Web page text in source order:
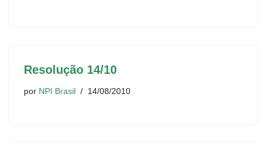
Resolução 14/10
por NPI Brasil 14/08/2010